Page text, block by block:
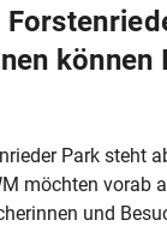
können
Park steht
möchten vorab
und